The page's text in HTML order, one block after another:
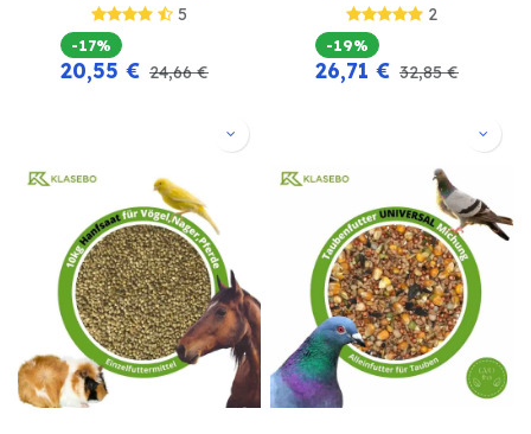
5
-17%
20,55 € 24,66€
2
-19%
26,71 € 32,85€